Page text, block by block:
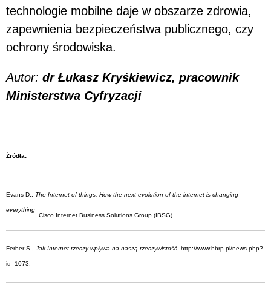
technologie mobilne daje w obszarze zdrowia,
zapewnienia bezpieczeństwa publicznego, czy
ochrony środowiska.
Autor: dr Łukasz Kryśkiewicz, pracownik
Ministerstwa Cyfryzacji
Źródła:
Evans D., The Internet of things, How the next evolution of the internet is changing
everything , Cisco Internet Business Solutions Group (IBSG).
Ferber S., Jak Internet rzeczy wpływa na naszą rzeczywistość , http://www.hbrp.pl/news.php?
id=1073.